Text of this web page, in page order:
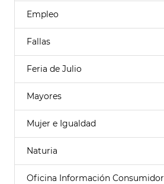
Empleo
Fallas
Feria de Julio
Mayores
Mujer e Igualdad
Naturia
Oficina Información Consumidor